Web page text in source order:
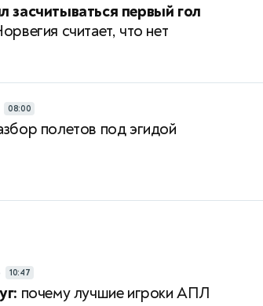
засчитываться первый гол
считает, что нет
08:00
полетов под эгидой
10:47
почему лучшие игроки АПЛ